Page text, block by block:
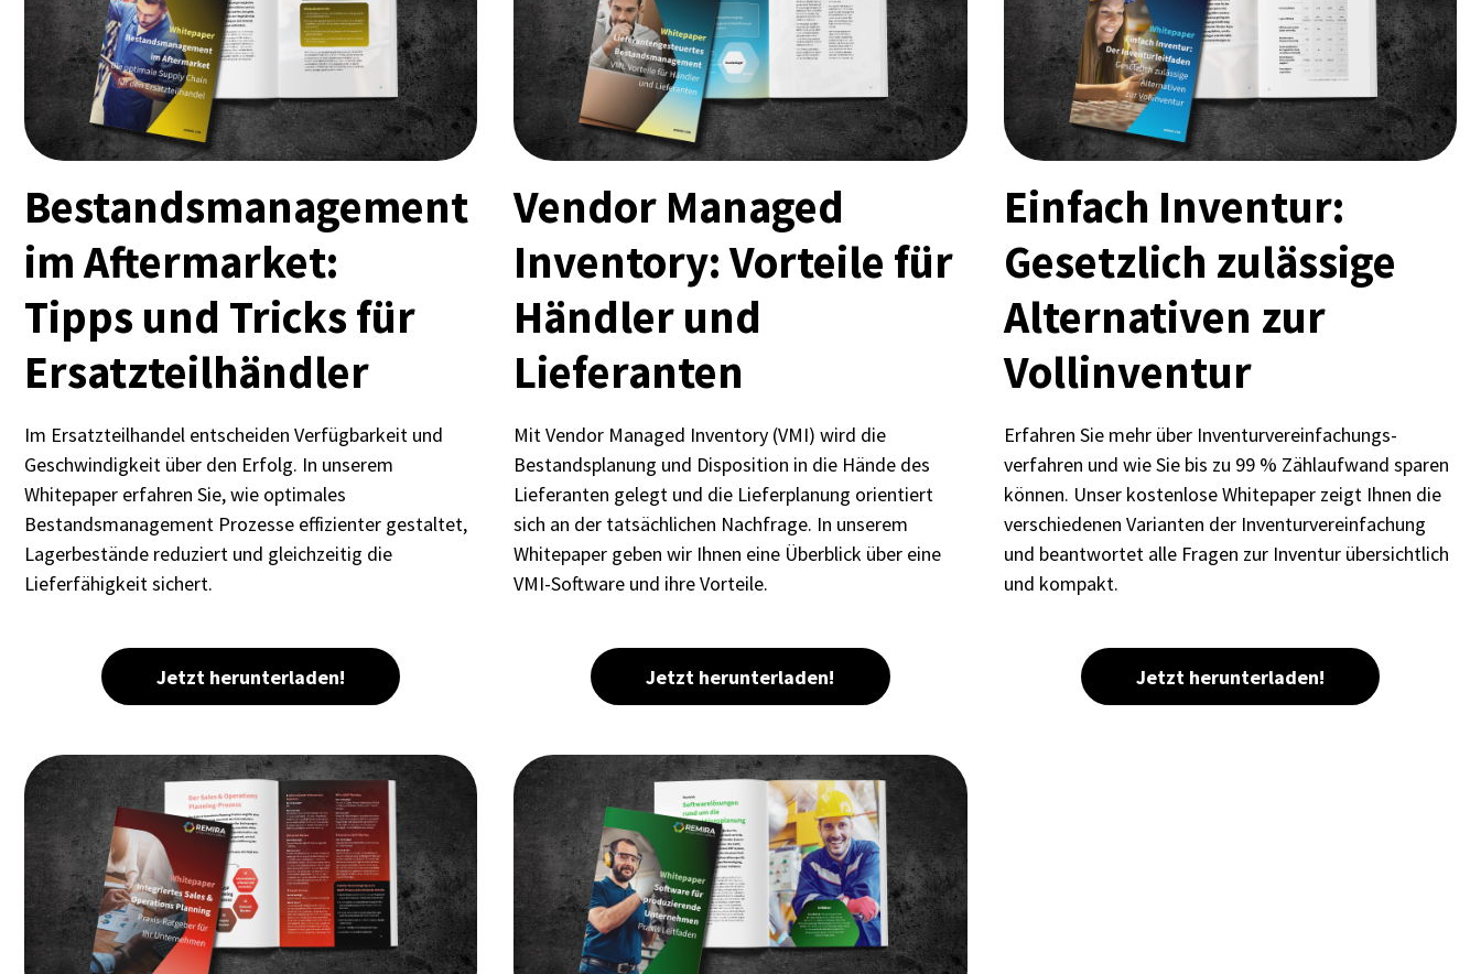
Bestandsmanage­ment
im Aftermarket:
Tipps und Tricks für
Ersatzteilhändler
Im Ersatzteilhandel entscheiden Verfügbarkeit und
Geschwindigkeit über den Erfolg. In unserem
Whitepaper erfahren Sie, wie optimales
Bestandsmanagement Prozesse effizienter gestaltet,
Lagerbestände reduziert und gleichzeitig die
Lieferfähigkeit sichert.
Vendor Managed
Inventory: Vorteile für
Händler und
Lieferanten
Mit Vendor Managed Inventory (VMI) wird die
Bestandsplanung und Disposition in die Hände des
Lieferanten gelegt und die Lieferplanung orientiert
sich an der tatsächlichen Nachfrage. In unserem
Whitepaper geben wir Ihnen eine Überblick über eine
VMI-Software und ihre Vorteile.
Einfach Inventur:
Gesetzlich zulässige
Alternativen zur
Vollinventur
Erfahren Sie mehr über Inventurvereinfachungs­
verfahren und wie Sie bis zu 99 % Zählaufwand sparen
können. Unser kostenlose Whitepaper zeigt Ihnen die
verschiedenen Varianten der Inventurvereinfachung
und beantwortet alle Fragen zur Inventur übersichtlich
und kompakt.
Jetzt herunterladen! Jetzt herunterladen! Jetzt herunterladen!